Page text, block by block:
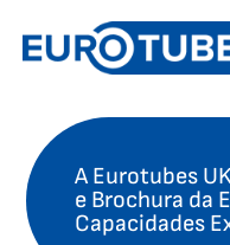
A Eurotubes
e Brochura da
Capacidades